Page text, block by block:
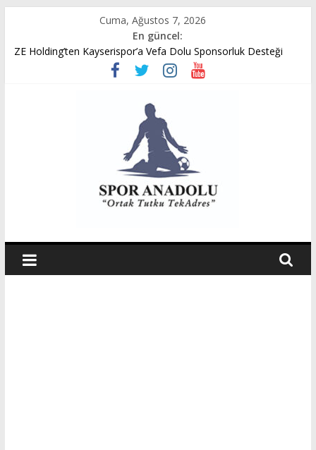
content
Cuma, Ağustos 7, 2026
En güncel:
ZE Holding’ten Kayserispor’a Vefa Dolu Sponsorluk Desteği
Avukat Emir Akpınar’ın Benveri Kitabı Ön Satışa Çıktı
GÜMÜŞORDU GENÇ FK U14 TÜRKİYE ŞAMPİYONASINDA
Ziya Eren Kayserispor’a Uğurlu Geldi
Spor Dünyasında Yeni Dönem Başlıyor: Zkor!
Spor
Anadolu